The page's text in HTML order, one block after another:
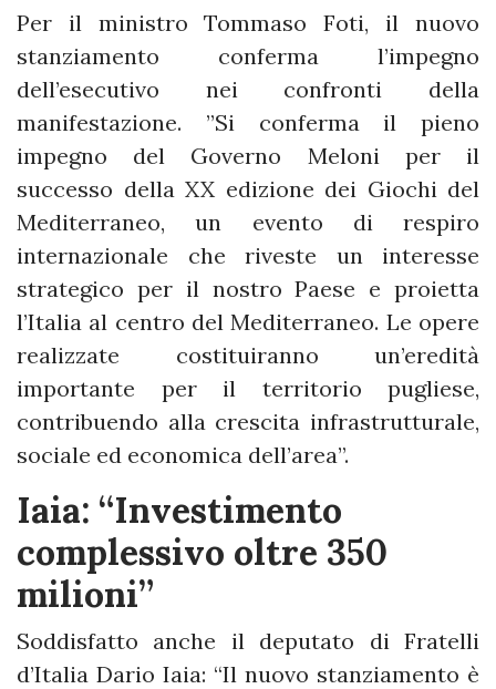
Per il ministro Tommaso Foti, il nuovo
stanziamento conferma l’impegno
dell’esecutivo nei confronti della
manifestazione. ”Si conferma il pieno
impegno del Governo Meloni per il
successo della XX edizione dei Giochi del
Mediterraneo, un evento di respiro
internazionale che riveste un interesse
strategico per il nostro Paese e proietta
l’Italia al centro del Mediterraneo. Le opere
realizzate costituiranno un’eredità
importante per il territorio pugliese,
contribuendo alla crescita infrastrutturale,
sociale ed economica dell’area”.
Iaia: “Investimento
complessivo oltre 350
milioni”
Soddisfatto anche il deputato di Fratelli
d’Italia Dario Iaia: “Il nuovo stanziamento è